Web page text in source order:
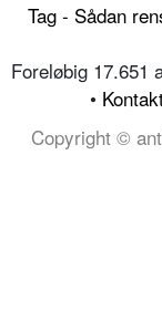
Tag - Sådan
Foreløbig 17.651
•
Copyright ©